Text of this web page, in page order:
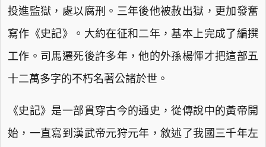
投進監獄，處以腐刑。三年後他被赦出獄，更加發奮
寫作《史記》。大約在征和二年，基本上完成了編撰
工作。司馬遷死後許多年，他的外孫楊惲才把這部五
十二萬多字的不朽名著公諸於世。
《史記》是一部貫穿古今的通史，從傳說中的黃帝開
始，一直寫到漢武帝元狩元年，敘述了我國三千年左